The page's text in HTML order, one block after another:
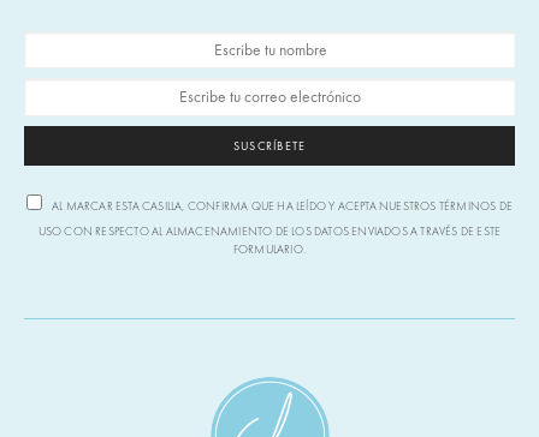
SUSCRÍBETE
AL MARCAR ESTA CASILLA, CONFIRMA QUE HA LEÍDO Y ACEPTA NUESTROS TÉRMINOS DE
USO CON RESPECTO AL ALMACENAMIENTO DE LOS DATOS ENVIADOS A TRAVÉS DE ESTE
FORMULARIO.